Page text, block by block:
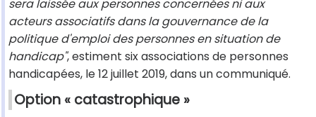
sera laissée aux personnes concernées ni aux
acteurs associatifs dans la gouvernance de la
politique d'emploi des personnes en situation de
handicap", estiment six associations de personnes
handicapées, le 12 juillet 2019, dans un communiqué.
Option « catastrophique »